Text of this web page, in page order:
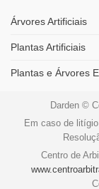
Árvores Artificiais
Plantas Artificiais
Plantas e Árvores
Darden ©
Em caso de
Centro de